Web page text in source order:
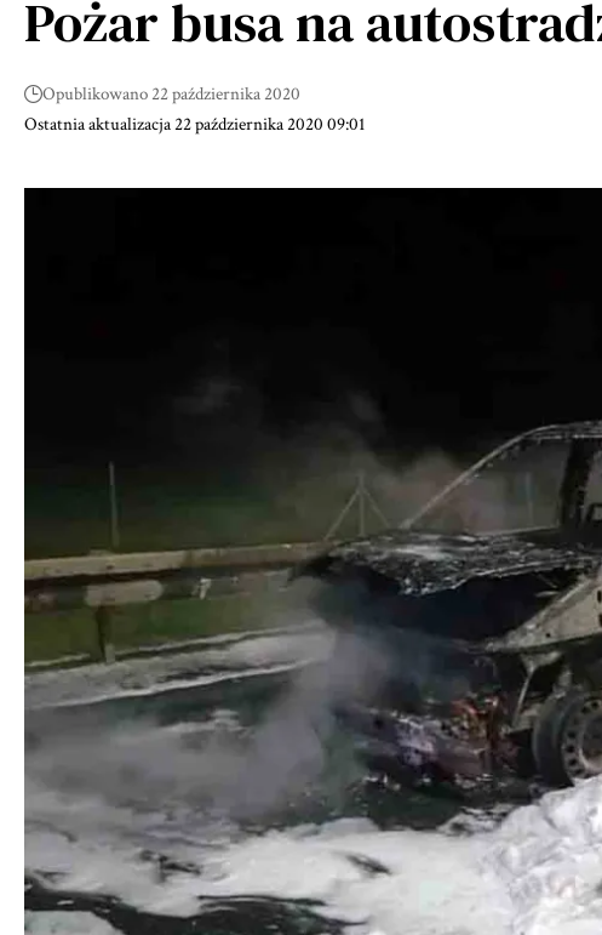
Pożar busa na
Ostatnia aktualizacja 22 października 2020 09:01
Opublikowano 22 października 2020